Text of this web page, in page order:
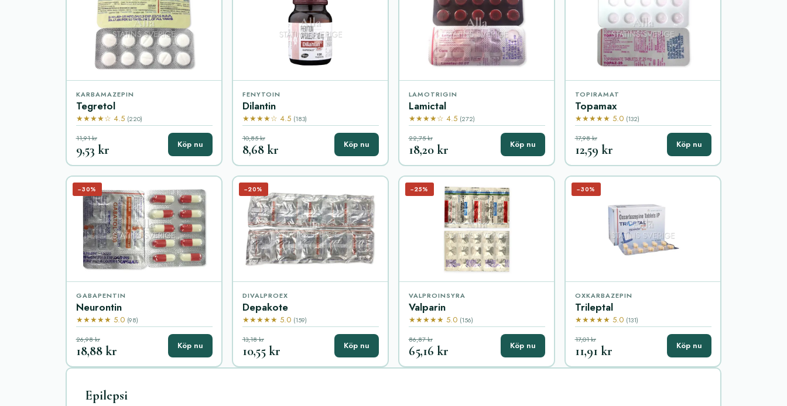
KARBAMAZEPIN
Tegretol
★★★★☆ 4.5 (220)
11,91 kr
9,53 kr Köp nu
FENYTOIN
Dilantin
★★★★☆ 4.5 (183)
10,85 kr
8,68 kr Köp nu
LAMOTRIGIN
Lamictal
★★★★☆ 4.5 (272)
22,75 kr
18,20 kr Köp nu
TOPIRAMAT
Topamax
★★★★★ 5.0 (132)
17,98 kr
12,59 kr Köp nu
−30%
GABAPENTIN
Neurontin
★★★★★ 5.0 (98)
26,98 kr
18,88 kr Köp nu
−20%
DIVALPROEX
Depakote
★★★★★ 5.0 (159)
13,18 kr
10,55 kr Köp nu
−25%
VALPROINSYRA
Valparin
★★★★★ 5.0 (156)
86,87 kr
65,16 kr Köp nu
−30%
OXKARBAZEPIN
Trileptal
★★★★★ 5.0 (131)
17,01 kr
11,91 kr Köp nu
Epilepsi